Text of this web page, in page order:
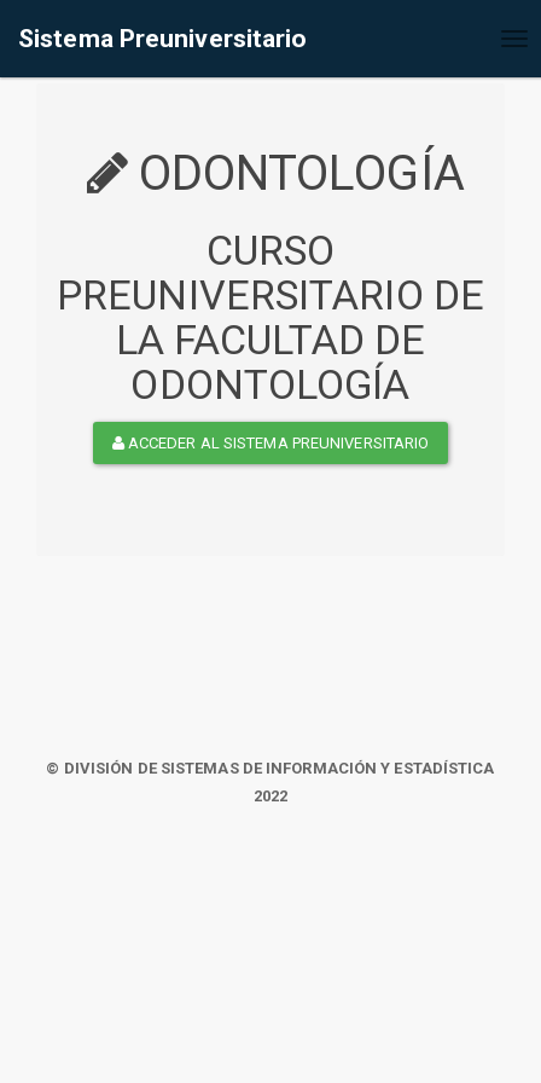
Sistema Preuniversitario
ODONTOLOGÍA
CURSO
PREUNIVERSITARIO DE
LA FACULTAD DE
ODONTOLOGÍA
ACCEDER AL SISTEMA PREUNIVERSITARIO
© DIVISIÓN DE SISTEMAS DE INFORMACIÓN Y ESTADÍSTICA
2022